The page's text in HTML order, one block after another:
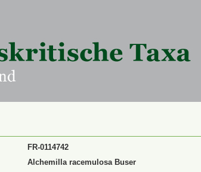
FR-0114742
Alchemilla racemulosa Buser